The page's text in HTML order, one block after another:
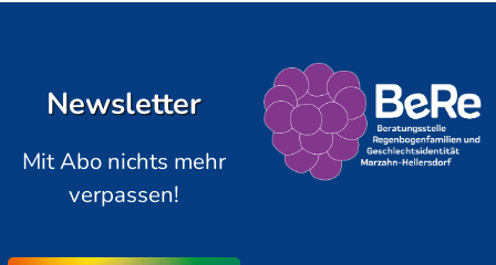
Newsletter
Mit Abo nichts mehr
verpassen!